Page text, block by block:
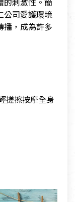
公司愛護環境
播，成為許多
搓擦按摩全身